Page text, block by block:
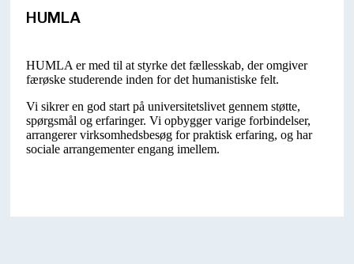
HUMLA
HUMLA er med til at styrke det fællesskab, der omgiver
færøske studerende inden for det humanistiske felt.
Vi sikrer en god start på universitetslivet gennem støtte,
spørgsmål og erfaringer. Vi opbygger varige forbindelser,
arrangerer virksomhedsbesøg for praktisk erfaring, og har
sociale arrangementer engang imellem.